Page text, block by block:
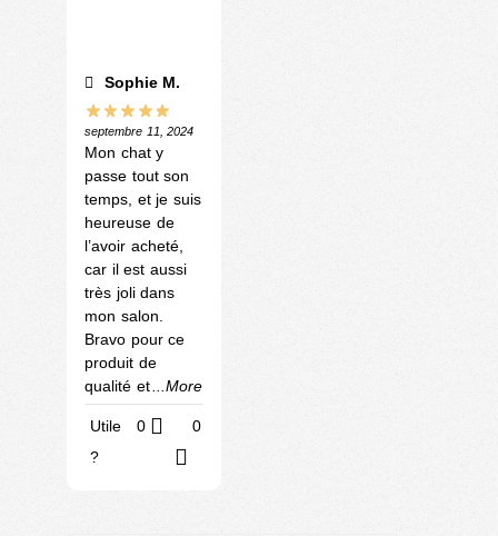
Sophie M.
septembre 11, 2024
Mon chat y
passe tout son
temps, et je suis
heureuse de
l’avoir acheté,
car il est aussi
très joli dans
mon salon.
Bravo pour ce
produit de
qualité et
...More
Utile
?
0 0